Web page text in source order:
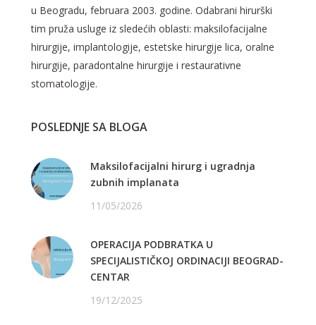
u Beogradu, februara 2003. godine. Odabrani hirurški
tim pruža usluge iz sledećih oblasti: maksilofacijalne
hirurgije, implantologije, estetske hirurgije lica, oralne
hirurgije, paradontalne hirurgije i restaurativne
stomatologije.
POSLEDNJE SA BLOGA
Maksilofacijalni hirurg i ugradnja
zubnih implanata
11/05/2026
OPERACIJA PODBRATKA U
SPECIJALISTIČKOJ ORDINACIJI BEOGRAD-
CENTAR
19/12/2025